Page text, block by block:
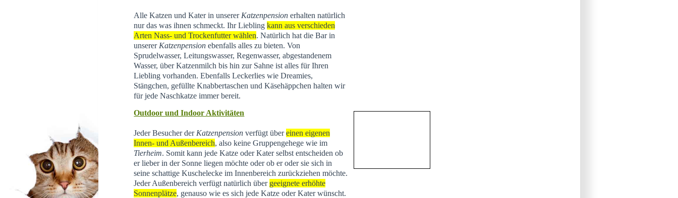
Alle Katzen und Kater in unserer Katzenpension erhalten natürlich
nur das was ihnen schmeckt. Ihr Lieblingkann aus verschieden
Arten Nass- und Trockenfutter wählen. Natürlich hat die Bar in
unserer Katzenpension ebenfalls alles zu bieten. Von
Sprudelwasser, Leitungswasser, Regenwasser, abgestandenem
Wasser, über Katzenmilch bis hin zur Sahne ist alles für Ihren
Liebling vorhanden. Ebenfalls Leckerlies wie Dreamies,
Stängchen, gefüllte Knabbertaschen und Käsehäppchen halten wir
für jede Naschkatze immer bereit.
Outdoor und Indoor Aktivitäten
Jeder Besucher der Katzenpension verfügt übereinen eigenen
Innen- und Außenbereich, also keine Gruppengehege wie im
Tierheim. Somit kann jede Katze oder Kater selbst entscheiden ob
er lieber in der Sonne liegen möchte oder ob er oder sie sich in
seine schattige Kuschelecke im Innenbereich zurückziehen möchte.
Jeder Außenbereich verfügt natürlich über geeignete erhöhte
Sonnenplätze, genauso wie es sich jede Katze oder Kater wünscht.